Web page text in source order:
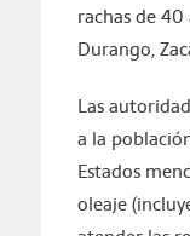
rachas de
Durango,
Las
a la
Estados
oleaje